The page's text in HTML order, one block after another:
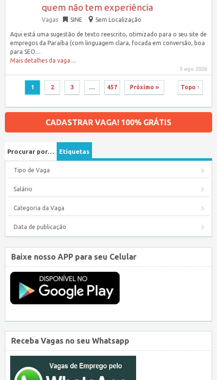
quem não tem experiência
Vagas SINE Sem Localização
Aqui está uma sugestão de texto reescrito, otimizado para o seu site de
empregos da Paraíba (com linguagem clara, focada em conversão, boa
para SEO…
Mais detalhes da vaga....
5 ago 2026
1 2 3 … 457 Próximo » Topo ↑
CADASTRAR VAGA! 100% GRÁTIS
Procurar por… Etiquetas
Tipo de Vaga
Salário
Categoria da Vaga
Data de publicação
Baixe nosso APP para seu Celular
Receba Vagas no seu Whatsapp